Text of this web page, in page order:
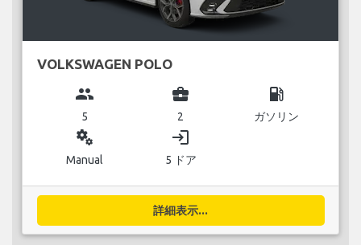
VOLKSWAGEN POLO
group
5
business_center
2
local_gas_station
ガソリン
miscellaneous_services
Manual
login
5 ドア
詳細表示...